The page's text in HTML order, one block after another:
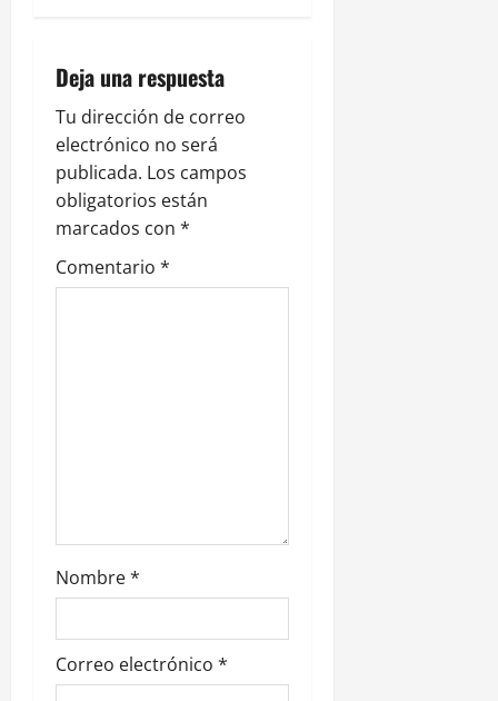
c
i
ó
n
d
e
a
d
a
s
Deja una respuesta
Tu dirección de correo
electrónico no será
publicada. Los campos
obligatorios están
marcados con *
Comentario *
Nombre*
Correo electrónico *